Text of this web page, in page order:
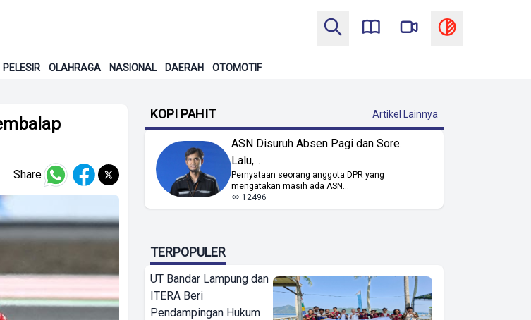
PELESIR OLAHRAGA NASIONAL DAERAH OTOMOTIF
Share
KOPI PAHIT Artikel Lainnya
ASN Disuruh Absen Pagi dan Sore.
Lalu,...
Pernyataan seorang anggota DPR yang
mengatakan masih ada ASN...
12496
TERPOPULER
UT Bandar Lampung dan
ITERA Beri
Pendampingan Hukum